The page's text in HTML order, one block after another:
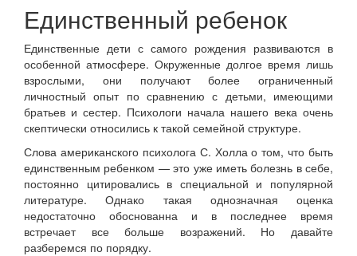
Единственный ребенок
Единственные дети с самого рождения развиваются в
особенной атмосфере. Окруженные долгое время лишь
взрослыми, они получают более ограниченный
личностный опыт по сравнению с детьми, имеющими
братьев и сестер. Психологи начала нашего века очень
скептически относились к такой семейной структуре.
Слова американского психолога С. Холла о том, что быть
единственным ребенком — это уже иметь болезнь в себе,
постоянно цитировались в специальной и популярной
литературе. Однако такая однозначная оценка
недостаточно обоснованна и в последнее время
встречает все больше возражений. Но давайте
разберемся по порядку.